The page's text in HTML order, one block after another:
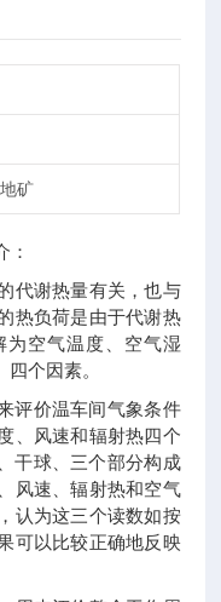
矿
：
代谢热量有关，也与
热负荷是由于代谢热
为空气温度、空气湿
个因素。
评价温车间气象条件
、风速和辐射热四个
干球、三个部分构成
风速、辐射热和空气
认为这三个读数如按
可以比较正确地反映